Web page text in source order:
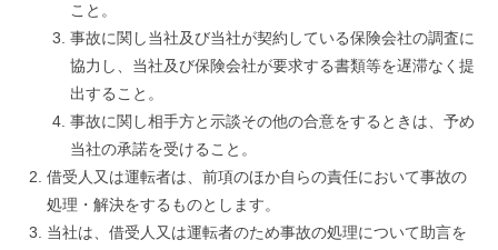
こと。
事故に関し当社及び当社が契約している保険会社の調査に
協力し、当社及び保険会社が要求する書類等を遅滞なく提
出すること。
事故に関し相手方と示談その他の合意をするときは、予め
当社の承諾を受けること。
借受人又は運転者は、前項のほか自らの責任において事故の
処理・解決をするものとします。
当社は、借受人又は運転者のため事故の処理について助言を